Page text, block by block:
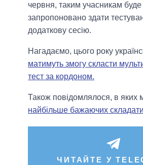
червня, таким учасникам буде
запропоновано здати
додаткову сесію.
Нагадаємо, цього року
матимуть змогу скласти
тест за кордоном.
Також повідомлялося, в яких
найбільше бажаючих
ЧИТАЙТЕ У